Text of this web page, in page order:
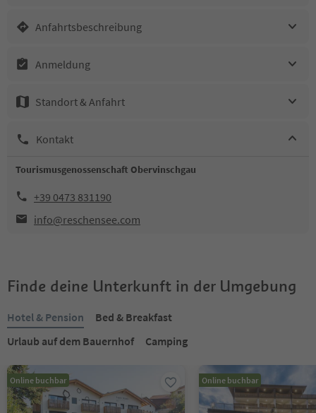
Anfahrtsbeschreibung
Anmeldung
Standort & Anfahrt
Kontakt
Tourismusgenossenschaft Obervinschgau
+39 0473 831190
info@reschensee.com
Finde deine Unterkunft in der Umgebung
Hotel & Pension
Bed & Breakfast
Urlaub auf dem Bauernhof
Camping
Online buchbar Online buchbar